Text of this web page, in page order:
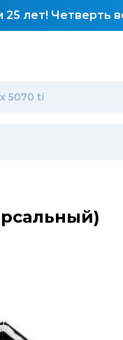
25 лет! Четверть